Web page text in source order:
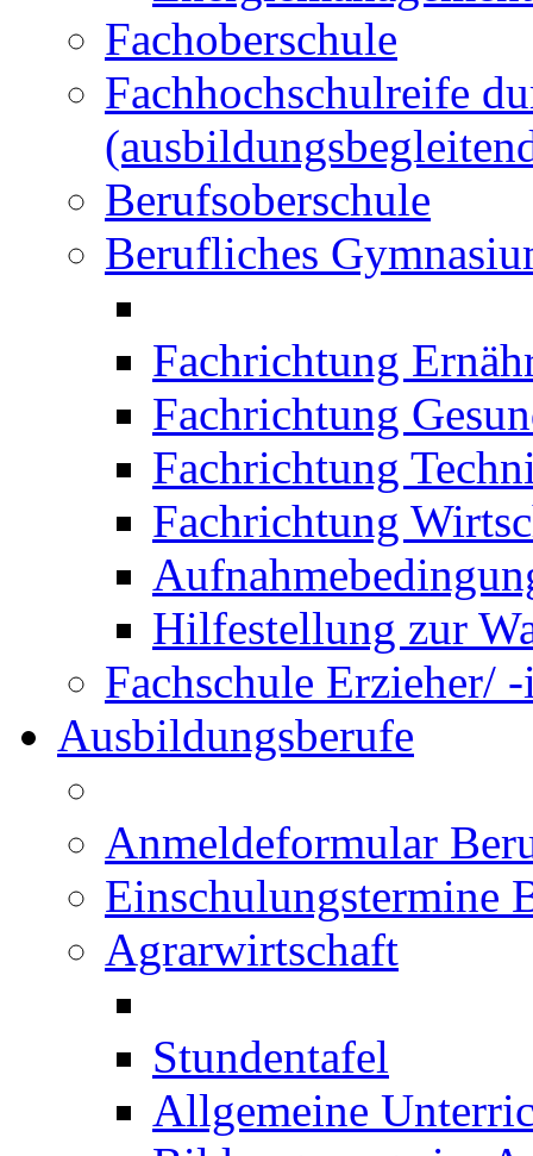
Fachoberschule
Fachhochschulreife
Berufsoberschule
Berufliches
Fachrichtung
Fachrichtung
Fachrichtung
Fachrichtung
Hilfestellung zur
Fachschule Erzieher/
Ausbildungsberufe
Anmeldeformular
Einschulungstermine
Agrarwirtschaft
Stundentafel
Allgemeine